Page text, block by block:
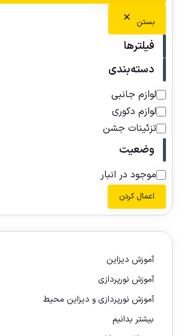
بستن
فیلترها
دسته‌بندی
لوازم جانبی
لوازم دکوری
تزئینات جشن
وضعیت
موجود در انبار
اعمال کردن
آموزش دیزاین
آموزش نورپردازی
آموزش نورپردازی و دیزاین محیط
بیشتر بدانیم